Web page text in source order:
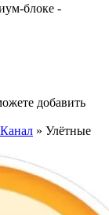
блоке -
добавить
Канал » Улётные